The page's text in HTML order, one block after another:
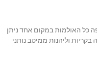
כל האולמות במקום אחד ניתן
וליהנות ממיטב נותני